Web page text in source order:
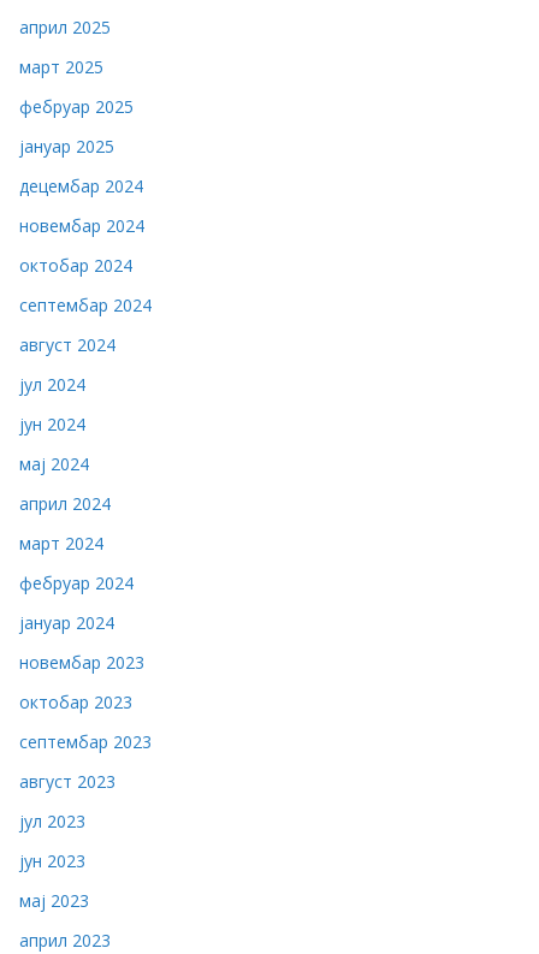
април 2025
март 2025
фебруар 2025
јануар 2025
децембар 2024
новембар 2024
октобар 2024
септембар 2024
август 2024
јул 2024
јун 2024
мај 2024
април 2024
март 2024
фебруар 2024
јануар 2024
новембар 2023
октобар 2023
септембар 2023
август 2023
јул 2023
јун 2023
мај 2023
април 2023